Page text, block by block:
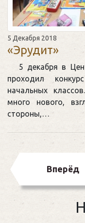
5 Декабря 2018
«Эрудит»
5 декабря в
проходил
начальных
много нового,
стороны,…
Вперёд